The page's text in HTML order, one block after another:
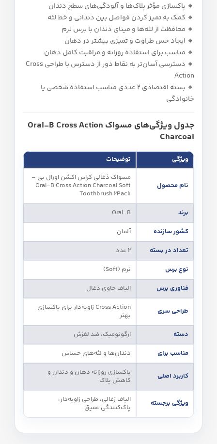
🔸 پاکسازی مؤثر پلاک‌ها و آلودگی‌های سطح دندان
🔸 کمک به تمیز کردن فواصل بین دندانی و خط لثه
🔸 محافظت از لثه‌ها و مینای دندان با برس نرم
🔸 ایجاد حس طراوت و تمیزی بیشتر در دهان
🔸 مناسب برای استفاده روزانه و مراقبت کامل دهان
🔸 دسترسی آسان‌تر به نقاط دور از دسترس با طراحی Cross
Action
🔸 بسته اقتصادی 2 عددی مناسب استفاده شخصی یا
خانوادگی
جدول ویژگی‌های مسواک Oral-B Cross Action
Charcoal
ویژگی توضیحات
نام محصول
مسواک ذغالی کراس اکشن اورال بی –
Oral-B Cross Action Charcoal Soft
Toothbrush 2Pack
برند
Oral-B
کشور سازنده
آلمان
تعداد در بسته
2 عدد
نوع برس
نرم (Soft)
فناوری برس
الیاف حاوی ذغال
طراحی سری
Cross Action زاویه‌دار برای پاکسازی
بهتر
دسته
ارگونومیک، ضد لغزش
مناسب برای
دندان‌ها و لثه‌های حساس
کاربرد اصلی
پاکسازی روزانه دهان و دندان و
کاهش پلاک
ویژگی برجسته
الیاف زغالی، طراحی زاویه‌دار،
پاک‌کنندگی عمیق